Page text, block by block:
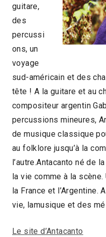
guitare,
des
percussi
ons, un
voyage
sud-américain et des
tête ! A la guitare et au
compositeur argentin
percussions mineures,
de musique classique
au folklore jusqu’à la
l’autre.Antacanto né de
la vie comme à la
la France et l’Argentine.
vie, lamusique et des
Le site d’Antacanto